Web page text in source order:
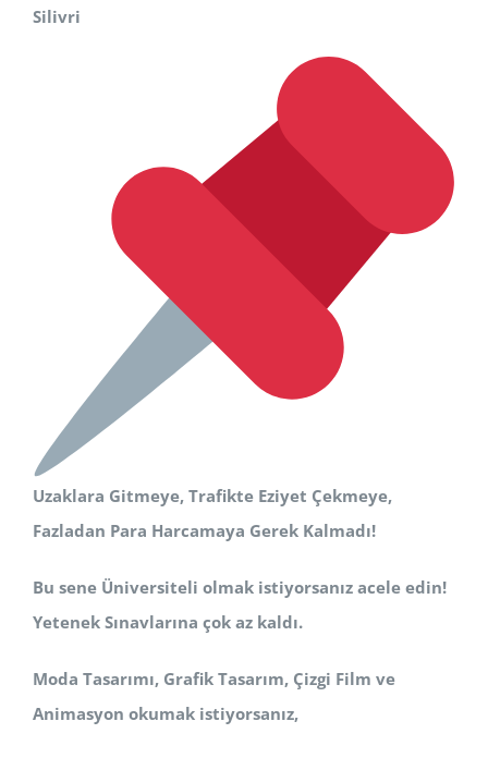
Silivri
Uzaklara Gitmeye, Trafikte Eziyet Çekmeye,
Fazladan Para Harcamaya Gerek Kalmadı!
Bu sene Üniversiteli olmak istiyorsanız acele edin!
Yetenek Sınavlarına çok az kaldı.
Moda Tasarımı, Grafik Tasarım, Çizgi Film ve
Animasyon okumak istiyorsanız,